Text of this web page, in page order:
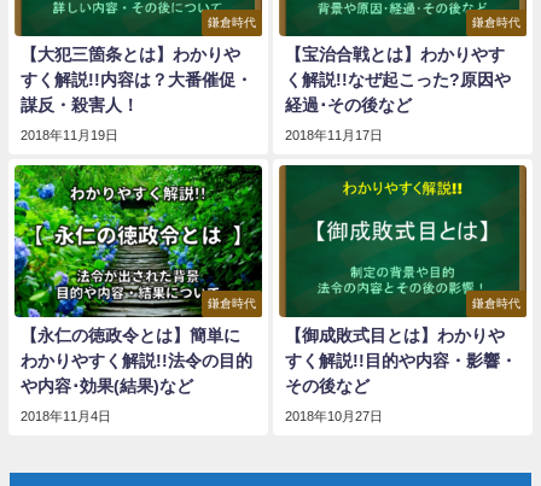
鎌倉時代
【大犯三箇条とは】わかりや
すく解説!!内容は？大番催促・
謀反・殺害人！
2018年11月19日
鎌倉時代
【宝治合戦とは】わかりやす
く解説!!なぜ起こった?原因や
経過･その後など
2018年11月17日
鎌倉時代
【永仁の徳政令とは】簡単に
わかりやすく解説!!法令の目的
や内容･効果(結果)など
2018年11月4日
鎌倉時代
【御成敗式目とは】わかりや
すく解説!!目的や内容・影響・
その後など
2018年10月27日